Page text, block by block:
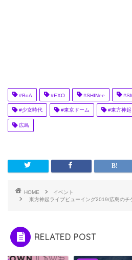
#BoA #EXO #SHINee
#少女時代 #東京ドーム #東方神起
広島
HOME
イベント
東方神起ライブビューイング2019/広島のチ
RELATED POST